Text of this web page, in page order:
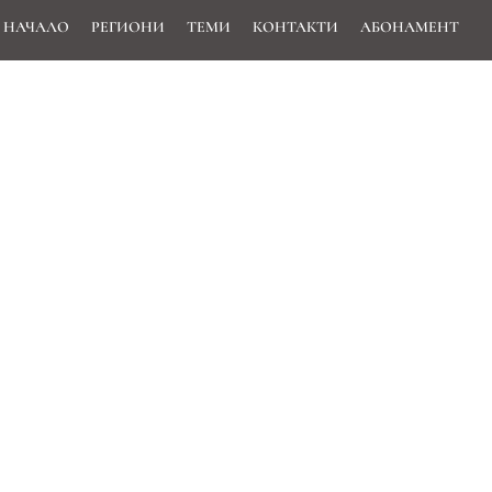
НАЧАЛО РЕГИОНИ ТЕМИ КОНТАКТИ АБОНАМЕНТ